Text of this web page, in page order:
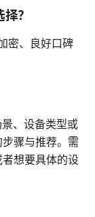
？
密、良好口碑
、设备类型或
骤与推荐。需
想要具体的设